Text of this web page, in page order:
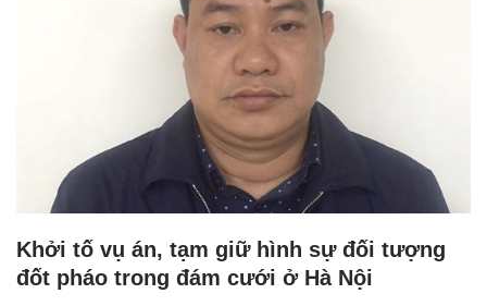
Khởi tố vụ án, tạm giữ hình sự đối tượng
đốt pháo trong đám cưới ở Hà Nội